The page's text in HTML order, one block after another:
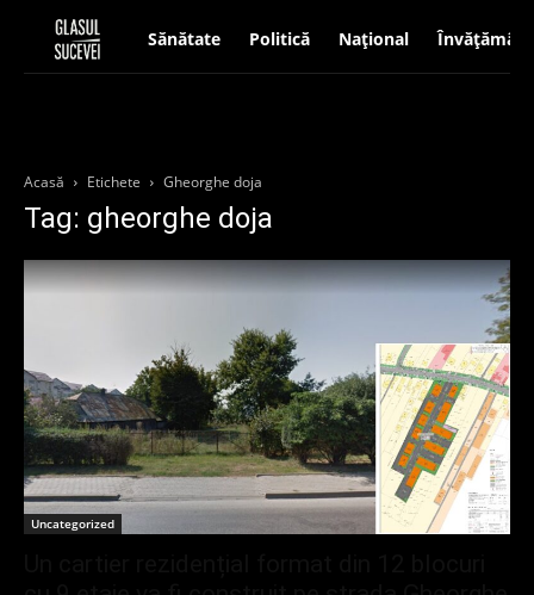
Sănătate Politică Național Învățământ
Acasă Etichete Gheorghe doja
Tag: gheorghe doja
Uncategorized